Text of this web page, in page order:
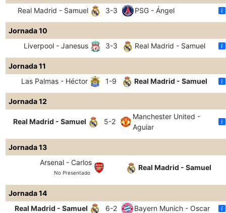
Real Madrid - Samuel
3-3 PSG - Ángel
Jornada 10
Liverpool - Janesus
3-3 Real Madrid - Samuel
Jornada 11
Las Palmas - Héctor
1-9 Real Madrid - Samuel
Jornada 12
Real Madrid - Samuel 5-2
Manchester United -
Aguiar
Jornada 13
Arsenal - Carlos
No Presentado
Real Madrid - Samuel
Jornada 14
Real Madrid - Samuel
6-2 Bayern Munich - Oscar